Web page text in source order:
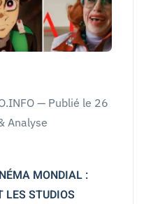
— Publié le 26
Analyse
MONDIAL :
LES STUDIOS